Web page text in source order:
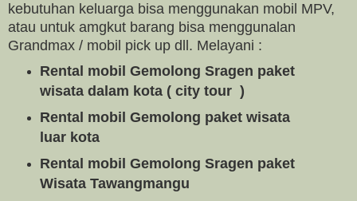
kebutuhan keluarga bisa menggunakan mobil MPV,
atau untuk amgkut barang bisa menggunalan
Grandmax / mobil pick up dll. Melayani :
Rental mobil Gemolong Sragen paket
wisata dalam kota ( city tour )
Rental mobil Gemolong paket wisata
luar kota
Rental mobil Gemolong Sragen paket
Wisata Tawangmangu